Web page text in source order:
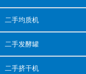
二手均质机
二手发酵罐
二手挤干机